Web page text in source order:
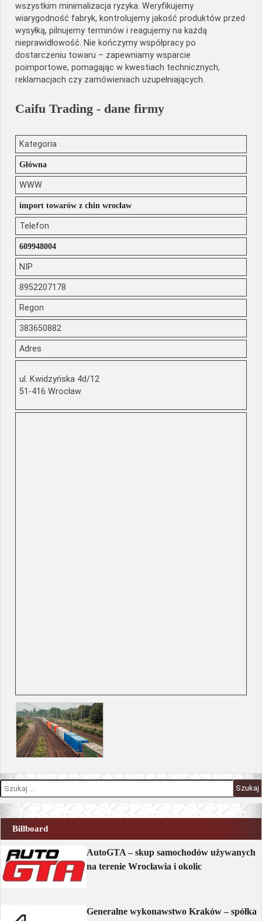
wszystkim minimalizacja ryzyka. Weryfikujemy
wiarygodność fabryk, kontrolujemy jakość produktów przed
wysyłką, pilnujemy terminów i reagujemy na każdą
nieprawidłowość. Nie kończymy współpracy po
dostarczeniu towaru – zapewniamy wsparcie
poimportowe, pomagając w kwestiach technicznych,
reklamacjach czy zamówieniach uzupełniających.
Caifu Trading - dane firmy
Kategoria
Główna
WWW
import towarów z chin wrocław
Telefon
609948004
NIP
8952207178
Regon
383650882
Adres
ul. Kwidzyńska 4d/12
51-416 Wrocław
S
z
u
k
j
Billboard
AutoGTA – skup samochodów używanych
na terenie Wrocławia i okolic
Generalne wykonawstwo Kraków – spółka